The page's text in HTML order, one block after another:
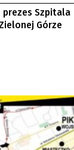
prezes Szpitala
Górze